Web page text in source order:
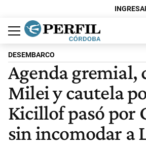
Política
Economía
Judiciales
Sociedad
Cultura
Espectáculos
Deportes
Protagonistas
DESEMBARCO
Agenda gremial,
Milei y cautela
Kicillof pasó por
sin incomodar a